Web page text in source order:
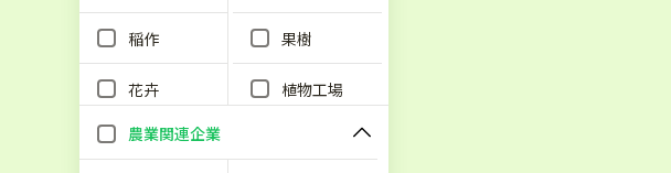
稲作 果樹
花卉
植物工場
農業関連企業